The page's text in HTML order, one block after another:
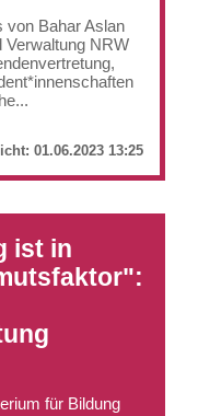
von Bahar Aslan
Verwaltung NRW
01.06.2023 13:25
ist in
für Bildung